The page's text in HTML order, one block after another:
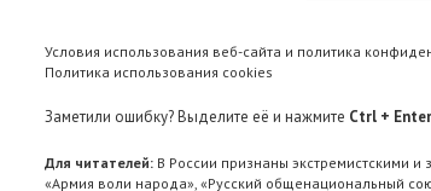
Условия использования веб-сайта и политика
Политика использования cookies
Заметили ошибку? Выделите её и нажмите Ctrl + Enter
Для читателей: В России признаны экстремистскими
«Армия воли народа», «Русский общенациональный